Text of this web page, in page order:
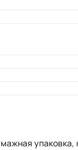
упаковка,